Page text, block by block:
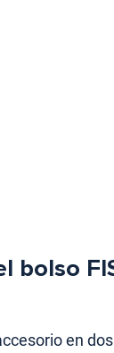
bolso
en